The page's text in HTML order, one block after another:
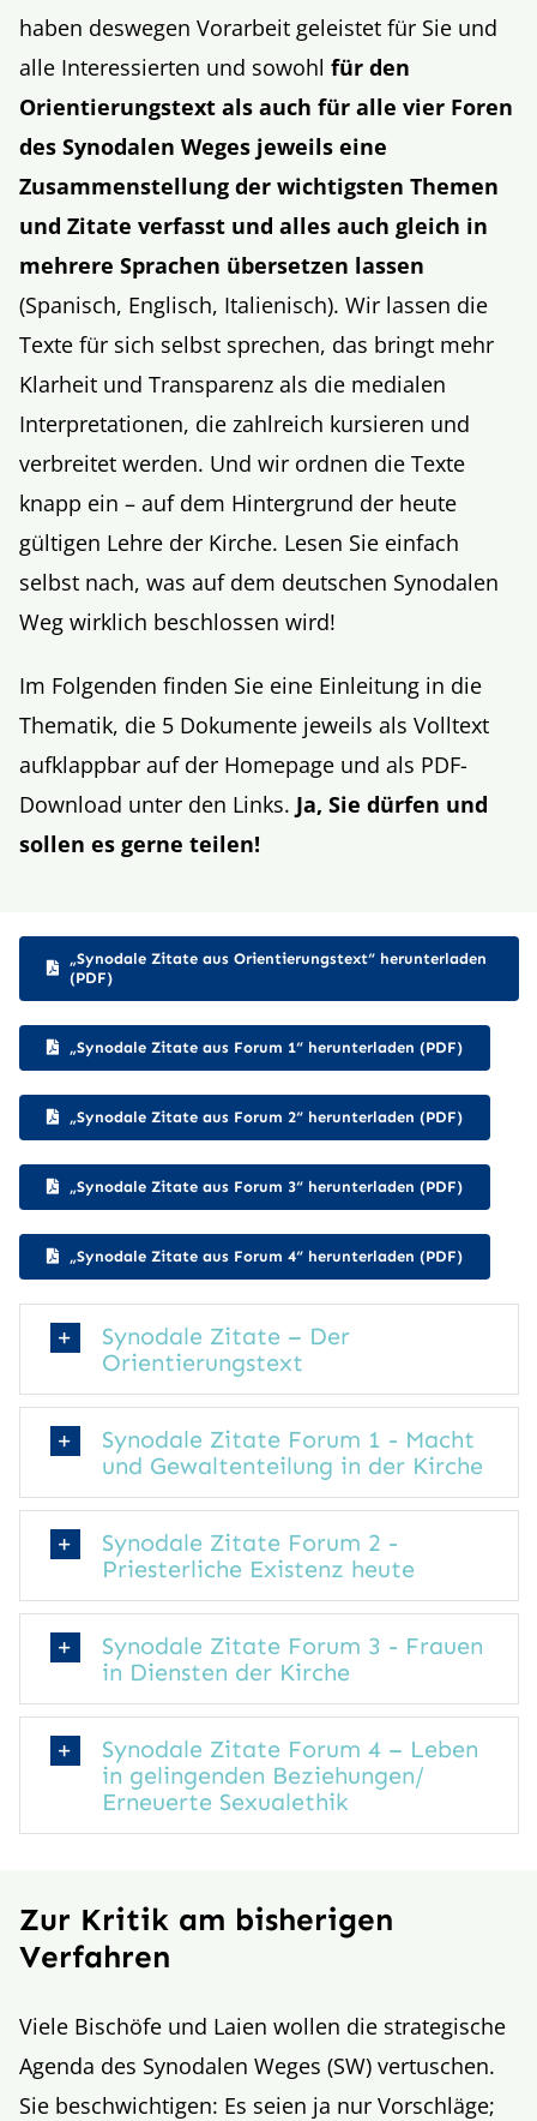
haben deswegen Vorarbeit geleistet für Sie und
alle Interessierten und sowohl für den
Orientierungstext als auch für alle vier Foren
des Synodalen Weges jeweils eine
Zusammenstellung der wichtigsten Themen
und Zitate verfasst und alles auch gleich in
mehrere Sprachen übersetzen lassen
(Spanisch, Englisch, Italienisch). Wir lassen die
Texte für sich selbst sprechen, das bringt mehr
Klarheit und Transparenz als die medialen
Interpretationen, die zahlreich kursieren und
verbreitet werden. Und wir ordnen die Texte
knapp ein – auf dem Hintergrund der heute
gültigen Lehre der Kirche. Lesen Sie einfach
selbst nach, was auf dem deutschen Synodalen
Weg wirklich beschlossen wird!
Im Folgenden finden Sie eine Einleitung in die
Thematik, die 5 Dokumente jeweils als Volltext
aufklappbar auf der Homepage und als PDF-
Download unter den Links. Ja, Sie dürfen und
sollen es gerne teilen!
„Synodale Zitate aus Orientierungstext“ herunterladen
(PDF)
„Synodale Zitate aus Forum 1“ herunterladen (PDF)
„Synodale Zitate aus Forum 2“ herunterladen (PDF)
„Synodale Zitate aus Forum 3“ herunterladen (PDF)
„Synodale Zitate aus Forum 4“ herunterladen (PDF)
Synodale Zitate – Der
Orientierungstext
Synodale Zitate Forum 1 - Macht
und Gewaltenteilung in der Kirche
Synodale Zitate Forum 2 -
Priesterliche Existenz heute
Synodale Zitate Forum 3 - Frauen
in Diensten der Kirche
Synodale Zitate Forum 4 – Leben
in gelingenden Beziehungen/
Erneuerte Sexualethik
Zur Kritik am bisherigen
Verfahren
Viele Bischöfe und Laien wollen die strategische
Agenda des Synodalen Weges (SW) vertuschen.
Sie beschwichtigen: Es seien ja nur Vorschläge;